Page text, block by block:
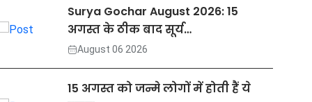
Surya Gochar August 2026: 15
अगस्त के ठीक बाद सूर्य…
August 06 2026
15 अगस्त को जन्मे लोगों में होती हैं ये